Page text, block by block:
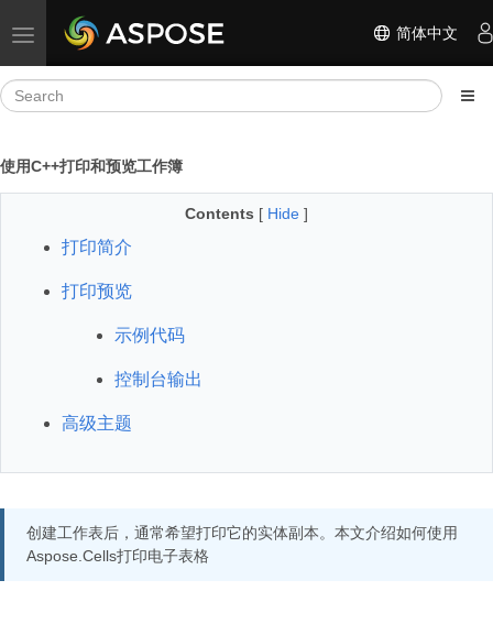
Toggle navigation 简体中文
使用C++打印和预览工作簿
Contents [ Hide ]
打印简介
打印预览
示例代码
控制台输出
高级主题
创建工作表后，通常希望打印它的实体副本。本文介绍如何使用
Aspose.Cells打印电子表格